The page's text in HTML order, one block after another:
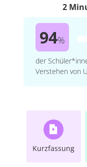
2
94%
der
Verstehen von
Kurzfassung